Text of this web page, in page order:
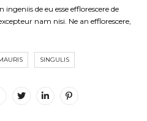
de eu esse efflorescere de
nam nisi. Ne an efflorescere,
SINGULIS